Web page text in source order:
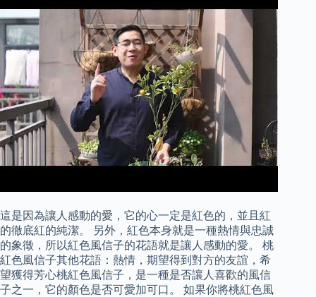
這是因為讓人感動的愛，它的心一定是紅色的，並且紅
的徹底紅的純潔。 另外，紅色本身就是一種熱情與忠誠
的象徵，所以紅色風信子的花語就是讓人感動的愛。 桃
紅色風信子其他花語：熱情，期望得到對方的友誼，希
望獲得芳心桃紅色風信子，是一種是否讓人喜歡的風信
子之一，它的顏色是否可愛加可口。 如果你將桃紅色風